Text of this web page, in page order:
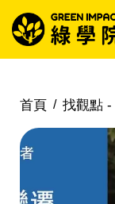
首頁 找觀點 -